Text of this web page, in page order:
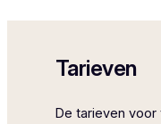
Tarieven
De tarieven